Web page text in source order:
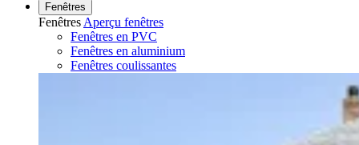
Fenêtres
Fenêtres Aperçu fenêtres
Fenêtres en PVC
Fenêtres en aluminium
Fenêtres coulissantes